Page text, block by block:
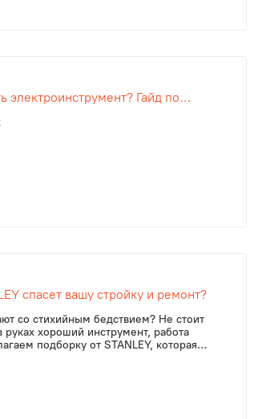
электроинструмент? Гайд по
спасет вашу стройку и ремонт?
со стихийным бедствием? Не стоит
руках хороший инструмент, работа
подборку от STANLEY, которая